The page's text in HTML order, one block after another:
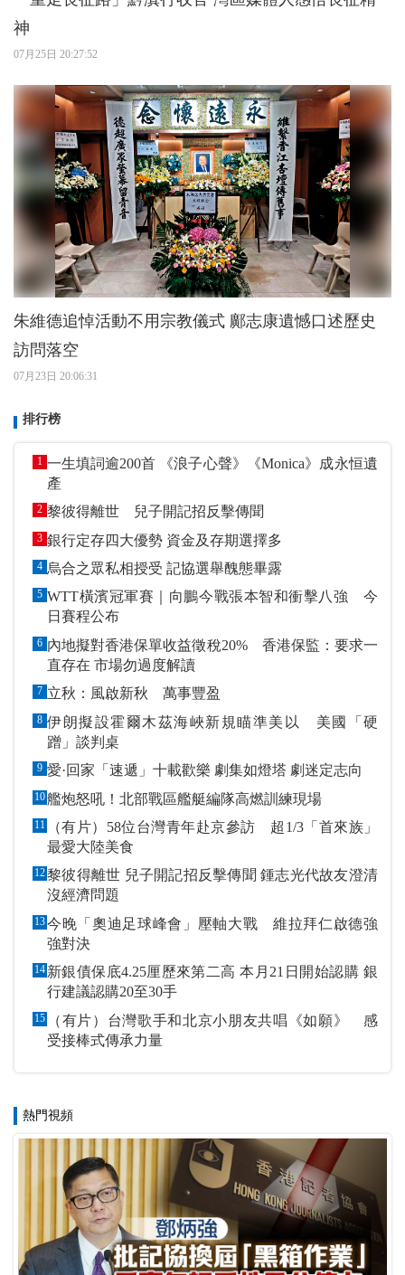
神
07月25日 20:27:52
朱維德追悼活動不用宗教儀式 鄺志康遺憾口述歷史
訪問落空
07月23日 20:06:31
排行榜
1 一生填詞逾200首 《浪子心聲》《Monica》成永恒遺
產
2 黎彼得離世 兒子開記招反擊傳聞
3 銀行定存四大優勢 資金及存期選擇多
4 烏合之眾私相授受 記協選舉醜態畢露
5 WTT橫濱冠軍賽｜向鵬今戰張本智和衝擊八強 今
日賽程公布
6 內地擬對香港保單收益徵稅20% 香港保監：要求一
直存在 市場勿過度解讀
7 立秋：風啟新秋 萬事豐盈
8 伊朗擬設霍爾木茲海峽新規瞄準美以 美國「硬
蹭」談判桌
9 愛·回家「速遞」十載歡樂 劇集如燈塔 劇迷定志向
10艦炮怒吼！北部戰區艦艇編隊高燃訓練現場
11
（有片）58位台灣青年赴京參訪 超1/3「首來族」
最愛大陸美食
12黎彼得離世 兒子開記招反擊傳聞 鍾志光代故友澄清
沒經濟問題
13今晚「奧迪足球峰會」壓軸大戰 維拉拜仁啟德強
強對決
14 新銀債保底4.25厘歷來第二高 本月21日開始認購 銀
行建議認購20至30手
15
（有片）台灣歌手和北京小朋友共唱《如願》 感
受接棒式傳承力量
熱門視頻